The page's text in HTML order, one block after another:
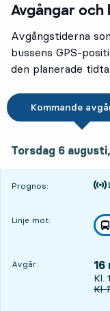
Avgångar och
Avgångstiderna
bussens GPS-
den planerade
Kommande
Torsdag 6 augusti,
Prognos:
Tiden är prognos
Linje mot:
,
Avgår: 16
Kl.
Kl